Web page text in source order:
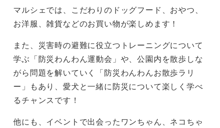
マルシェでは、こだわりのドッグフード、おやつ、
お洋服、雑貨などのお買い物が楽しめます！
また、災害時の避難に役立つトレーニングについて
学ぶ「防災わんわん運動会」や、公園内を散歩しな
がら問題を解いていく「防災わんわんお散歩ラリ
ー」もあり、愛犬と一緒に防災について楽しく学べ
るチャンスです！
他にも、イベントで出会ったワンちゃん、ネコちゃ